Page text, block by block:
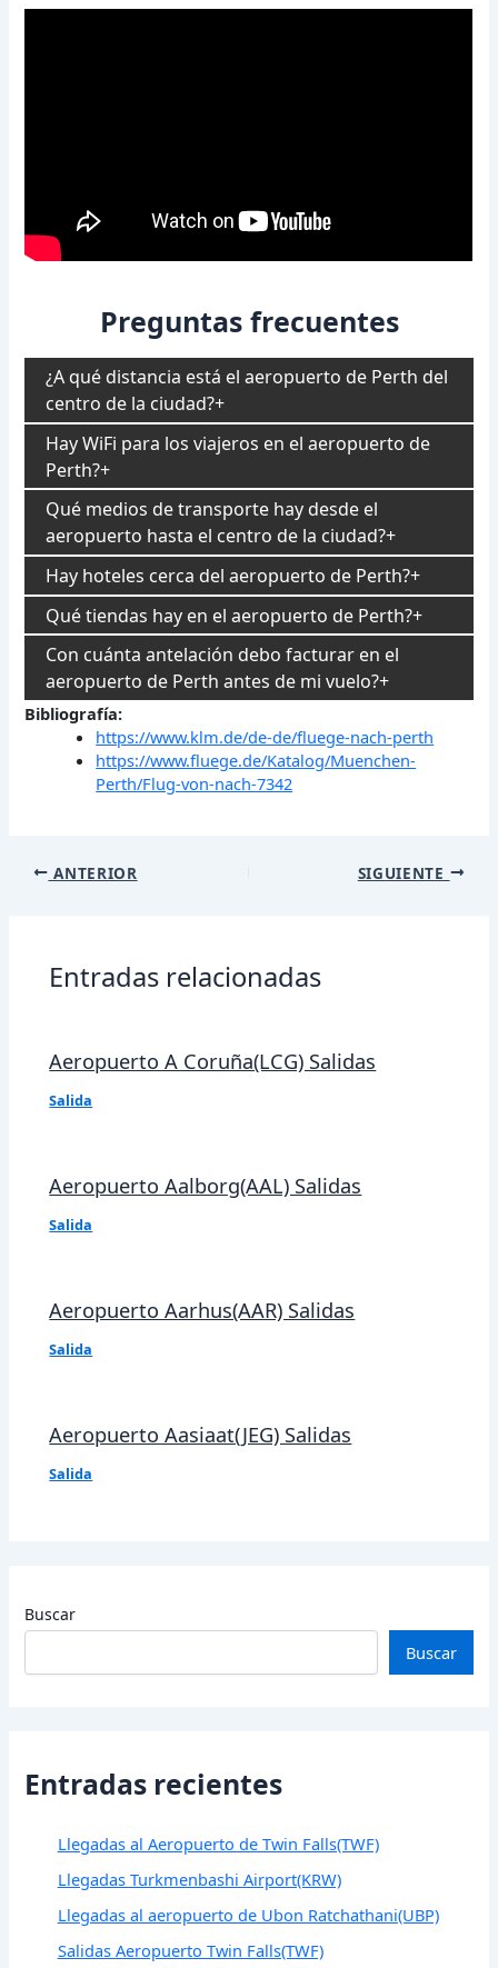
Preguntas frecuentes
¿A qué distancia está el aeropuerto de Perth del
centro de la ciudad?
Hay WiFi para los viajeros en el aeropuerto de
Perth?
Qué medios de transporte hay desde el
aeropuerto hasta el centro de la ciudad?
Hay hoteles cerca del aeropuerto de Perth?
Qué tiendas hay en el aeropuerto de Perth?
Con cuánta antelación debo facturar en el
aeropuerto de Perth antes de mi vuelo?
Bibliografía:
https://www.klm.de/de-de/fluege-nach-perth
https://www.fluege.de/Katalog/Muenchen-
Perth/Flug-von-nach-7342
Navegación
ANTERIOR SIGUIENTE
Entradas relacionadas
Aeropuerto A Coruña(LCG) Salidas
Salida
Aeropuerto Aalborg(AAL) Salidas
Salida
Aeropuerto Aarhus(AAR) Salidas
Salida
Aeropuerto Aasiaat(JEG) Salidas
Salida
Buscar
Buscar
Entradas recientes
Llegadas al Aeropuerto de Twin Falls(TWF)
Llegadas Turkmenbashi Airport(KRW)
Llegadas al aeropuerto de Ubon Ratchathani(UBP)
Salidas Aeropuerto Twin Falls(TWF)